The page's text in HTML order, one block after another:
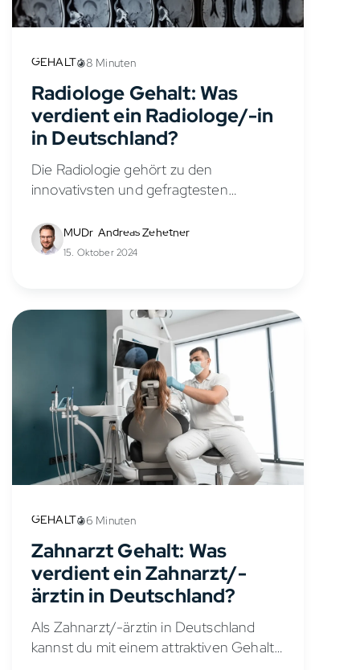
GEHALT 8 Minuten
Radiologe Gehalt: Was
verdient ein Radiologe/-in
in Deutschland?
Die Radiologie gehört zu den
innovativsten und gefragtesten
Radiologe/-in führst du nach dem
Medizinstudium und einer fünfjährigen
(CT) und Magnetresonanztomografie...
MUDr. Andreas Zehetner
15. Oktober 2024
GEHALT 6 Minuten
Zahnarzt Gehalt: Was
verdient ein Zahnarzt/-
ärztin in Deutschland?
Als Zahnarzt/-ärztin in Deutschland
kannst du mit einem attraktiven Gehalt